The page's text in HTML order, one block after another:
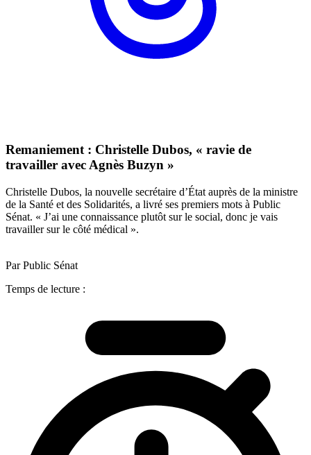
Remaniement : Christelle Dubos, « ravie de
travailler avec Agnès Buzyn »
Christelle Dubos, la nouvelle secrétaire d’État auprès de la ministre
de la Santé et des Solidarités, a livré ses premiers mots à Public
Sénat. « J’ai une connaissance plutôt sur le social, donc je vais
travailler sur le côté médical ».
Par Public Sénat
Temps de lecture :